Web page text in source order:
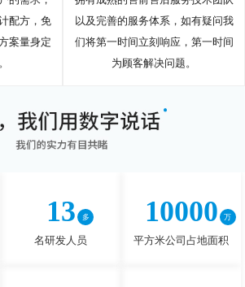
配方，免
案量身定
以及完善的服务体系，如有疑问我
们将第一时间立刻响应，第一时间
为顾客解决问题。
13
名研发人员
10000
平方米公司占地面积